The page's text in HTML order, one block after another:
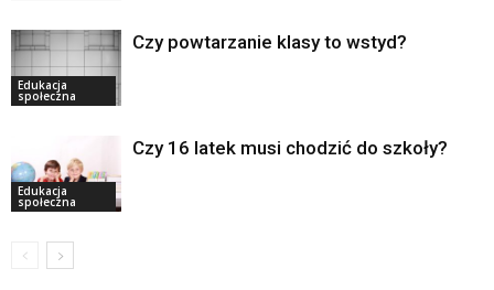
Edukacja
społeczna
Czy powtarzanie klasy to wstyd?
Edukacja
społeczna
Czy 16 latek musi chodzić do szkoły?